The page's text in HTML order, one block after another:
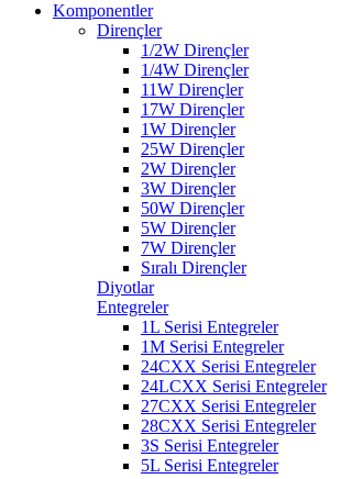
Komponentler
Dirençler
1/2W Dirençler
1/4W Dirençler
11W Dirençler
17W Dirençler
1W Dirençler
25W Dirençler
2W Dirençler
3W Dirençler
50W Dirençler
5W Dirençler
7W Dirençler
Sıralı Dirençler
Diyotlar
Entegreler
1L Serisi Entegreler
1M Serisi Entegreler
24CXX Serisi Entegreler
24LCXX Serisi Entegreler
27CXX Serisi Entegreler
28CXX Serisi Entegreler
3S Serisi Entegreler
5L Serisi Entegreler